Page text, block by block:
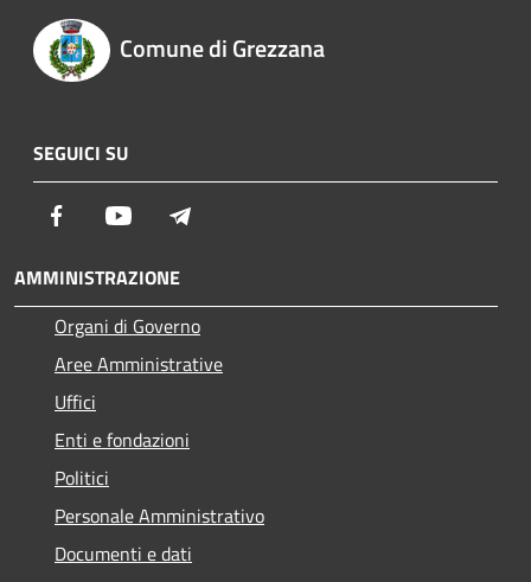
Comune di Grezzana
SEGUICI SU
Facebook Youtube
AMMINISTRAZIONE
Organi di Governo
Aree Amministrative
Uffici
Enti e fondazioni
Politici
Personale Amministrativo
Documenti e dati